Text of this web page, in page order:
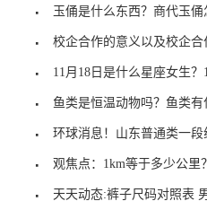
玉俑是什么东西？商代玉俑怎
校企合作的意义以及校企合作
11月18日是什么星座女生？
鱼类是恒温动物吗？鱼类有
环球消息！山东普通类一段线什
观焦点：1km等于多少公里？1km
天天动态:裤子尺码对照表